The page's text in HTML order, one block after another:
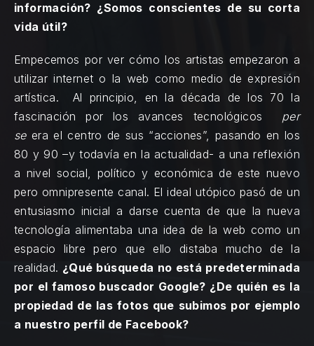
información? ¿Somos conscientes de su corta
vida útil?
Empecemos por ver cómo los artistas empezaron a
utilizar internet o la web como medio de expresión
artística. Al principio, en la década de los 70 la
fascinación por los avances tecnológicos per
seera el centro de sus “acciones”, pasando en los
80 y 90 –y todavía en la actualidad- a una reflexión
a nivel social, político y económica de este nuevo
pero omnipresente canal. El ideal utópico pasó de un
entusiasmo inicial a darse cuenta de que la nueva
tecnología alimentaba una idea de la web como un
espacio libre pero que ello distaba mucho de la
realidad. ¿Qué búsqueda no está predeterminada
por el famoso buscador Google? ¿De quién es la
propiedad de las fotos que subimos por ejemplo
a nuestro perfil de Facebook?